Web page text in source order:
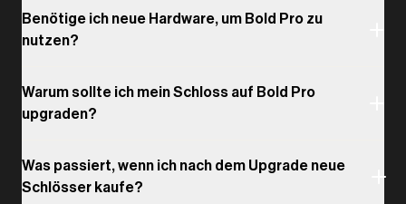
Benötige ich neue Hardware, um Bold Pro zu
nutzen?
Warum sollte ich mein Schloss auf Bold Pro
upgraden?
Was passiert, wenn ich nach dem Upgrade neue
Schlösser kaufe?